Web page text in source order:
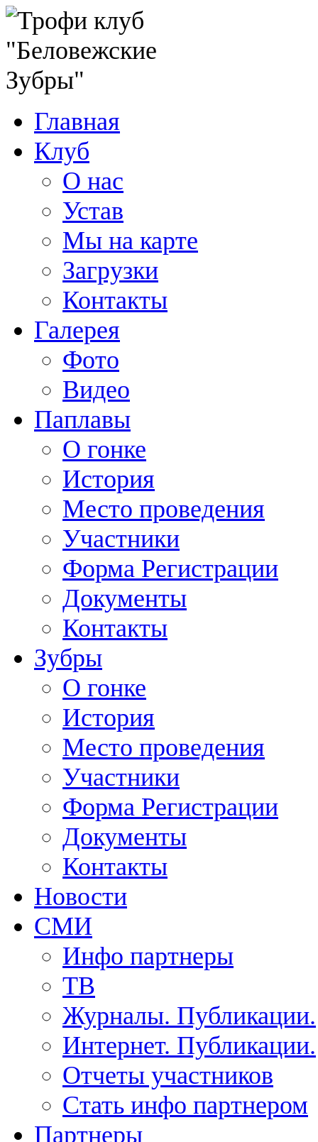
Главная
Клуб
О нас
Устав
Мы на карте
Загрузки
Контакты
Галерея
Фото
Видео
Паплавы
О гонке
История
Место проведения
Участники
Форма Регистрации
Документы
Контакты
Зубры
О гонке
История
Место проведения
Участники
Форма Регистрации
Документы
Контакты
Новости
СМИ
Инфо партнеры
ТВ
Журналы. Публикации.
Интернет. Публикации.
Отчеты участников
Стать инфо партнером
Партнеры